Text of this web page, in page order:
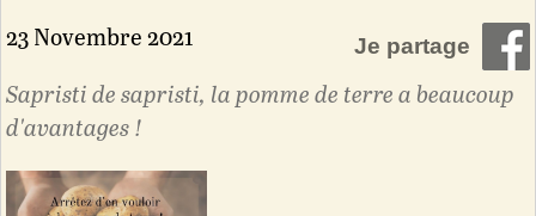
Je partage
23 Novembre 2021
Sapristi de sapristi, la pomme de terre a beaucoup
d'avantages !